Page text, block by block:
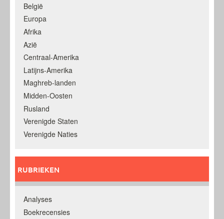
België
Europa
Afrika
Azië
Centraal-Amerika
Latijns-Amerika
Maghreb-landen
Midden-Oosten
Rusland
Verenigde Staten
Verenigde Naties
RUBRIEKEN
Analyses
Boekrecensies